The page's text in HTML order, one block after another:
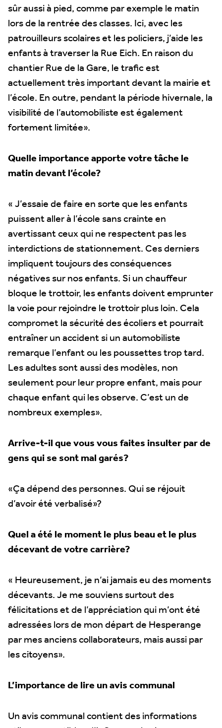
sûr aussi à pied, comme par exemple le matin
lors de la rentrée des classes. Ici, avec les
patrouilleurs scolaires et les policiers, j’aide les
enfants à traverser la Rue Eich. En raison du
chantier Rue de la Gare, le trafic est
actuellement très important devant la mairie et
l’école. En outre, pendant la période hivernale, la
visibilité de l’automobiliste est également
fortement limitée».
Quelle importance apporte votre tâche le
matin devant l’école?
« J’essaie de faire en sorte que les enfants
puissent aller à l’école sans crainte en
avertissant ceux qui ne respectent pas les
interdictions de stationnement. Ces derniers
impliquent toujours des conséquences
négatives sur nos enfants. Si un chauffeur
bloque le trottoir, les enfants doivent emprunter
la voie pour rejoindre le trottoir plus loin. Cela
compromet la sécurité des écoliers et pourrait
entraîner un accident si un automobiliste
remarque l’enfant ou les poussettes trop tard.
Les adultes sont aussi des modèles, non
seulement pour leur propre enfant, mais pour
chaque enfant qui les observe. C’est un de
nombreux exemples».
Arrive-t-il que vous vous faites insulter par de
gens qui se sont mal garés?
«Ça dépend des personnes. Qui se réjouit
d’avoir été verbalisé»?
Quel a été le moment le plus beau et le plus
décevant de votre carrière?
« Heureusement, je n’ai jamais eu des moments
décevants. Je me souviens surtout des
félicitations et de l’appréciation qui m’ont été
adressées lors de mon départ de Hesperange
par mes anciens collaborateurs, mais aussi par
les citoyens».
L’importance de lire un avis communal
Un avis communal contient des informations